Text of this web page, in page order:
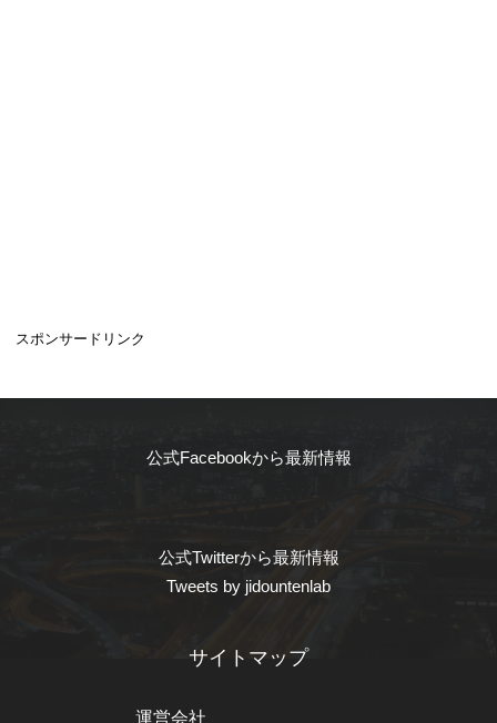
スポンサードリンク
公式Facebookから最新情報
公式Twitterから最新情報
Tweets by jidountenlab
サイトマップ
運営会社